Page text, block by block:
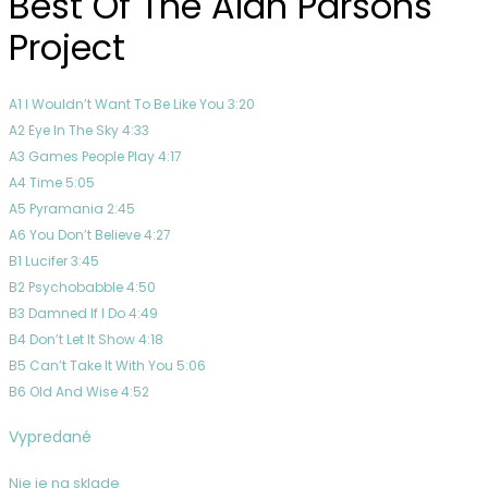
Stones
Project
A1 I Wouldn’t Want To Be Like You 3:20
A2 Eye In The Sky 4:33
A3 Games People Play 4:17
A4 Time 5:05
A5 Pyramania 2:45
A6 You Don’t Believe 4:27
B1 Lucifer 3:45
B2 Psychobabble 4:50
B3 Damned If I Do 4:49
B4 Don’t Let It Show 4:18
B5 Can’t Take It With You 5:06
B6 Old And Wise 4:52
Vypredané
Nie je na sklade